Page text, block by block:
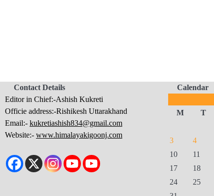
Contact Details
Editor in Chief:-Ashish Kukreti
Officie address:-Rishikesh Uttarakhand
Email:- kukretiashish834@gmail.com
Website:- www.himalayakigoonj.com
Calendar
M
T
3
4
10
11
17
18
24
25